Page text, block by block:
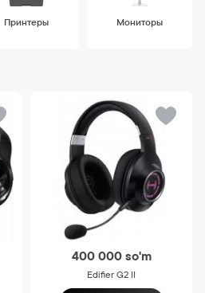
Принтеры Мониторы
400 000 so'm
Edifier G2 II